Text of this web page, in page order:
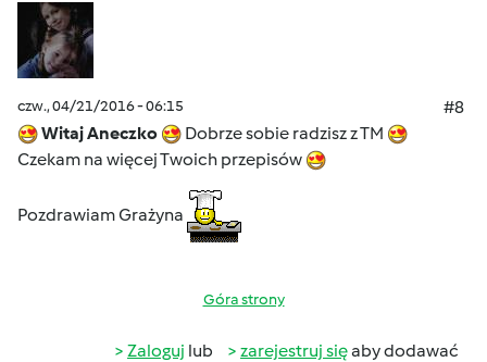
czw., 04/21/2016 - 06:15
#8
Witaj Aneczko
Dobrze sobie radzisz z TM
Czekam na więcej Twoich przepisów
Pozdrawiam Grażyna
Góra strony
Zaloguj lub zarejestruj sięaby dodawać